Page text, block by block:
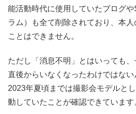
能活動時代に使用していたブログ
ラム）も全て削除されており、本
ことはできません。
ただし「消息不明」とはいっても
直後からいなくなったわけではな
2023年夏頃までは撮影会モデルと
動していたことが確認できています